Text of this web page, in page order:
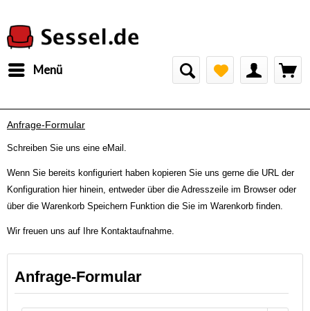
Menü
Anfrage-Formular
Schreiben Sie uns eine eMail.
Wenn Sie bereits konfiguriert haben kopieren Sie uns gerne die URL der
Konfiguration hier hinein, entweder über die Adresszeile im Browser oder
über die Warenkorb Speichern Funktion die Sie im Warenkorb finden.
Wir freuen uns auf Ihre Kontaktaufnahme.
Anfrage-Formular